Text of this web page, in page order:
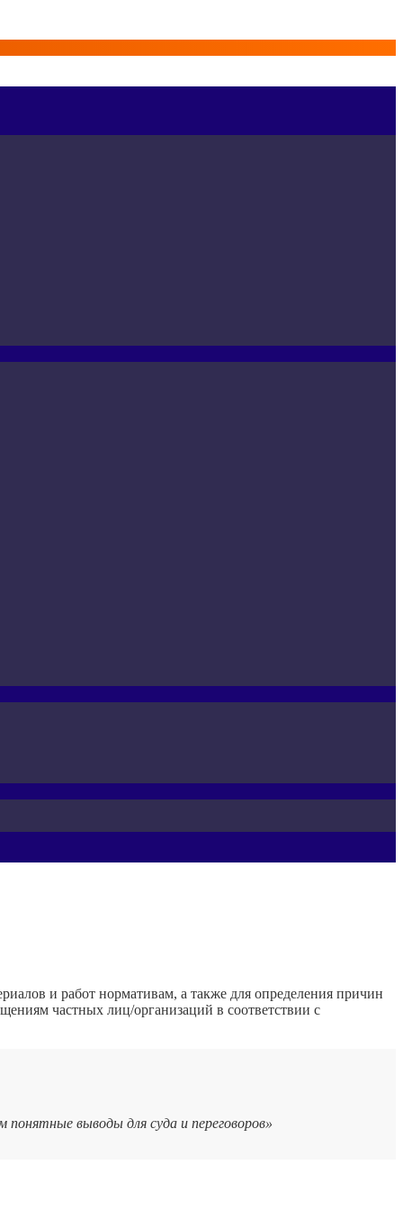
и работ нормативам, а также для определения причин
частных лиц/организаций в соответствии с
выводы для суда и переговоров»